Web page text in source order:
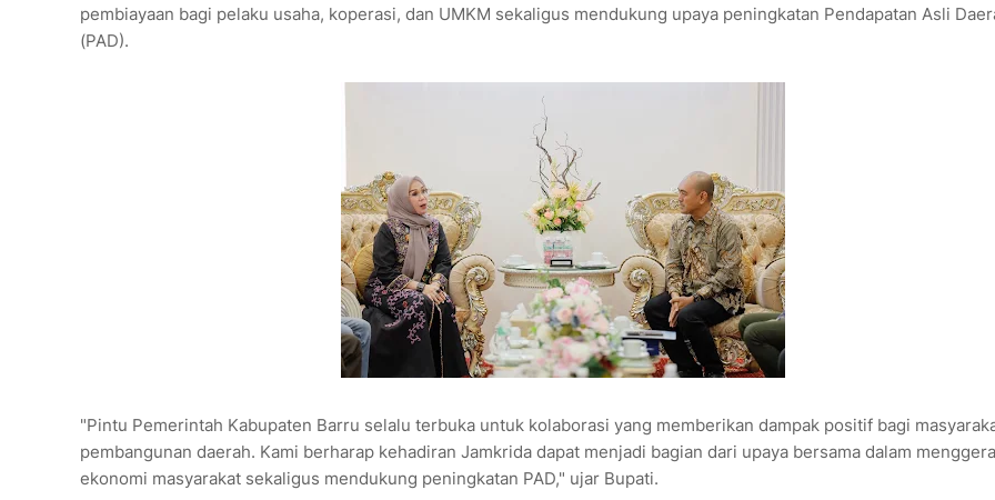
pembiayaan bagi pelaku usaha, koperasi, dan UMKM sekaligus mendukung upaya peningkatan Pendapatan Asli
(PAD).
"Pintu Pemerintah Kabupaten Barru selalu terbuka untuk kolaborasi yang memberikan dampak positif bagi
pembangunan daerah. Kami berharap kehadiran Jamkrida dapat menjadi bagian dari upaya bersama dalam
ekonomi masyarakat sekaligus mendukung peningkatan PAD," ujar Bupati.